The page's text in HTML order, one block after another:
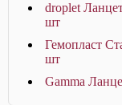
droplet
шт
Гемопласт
шт
Gamma